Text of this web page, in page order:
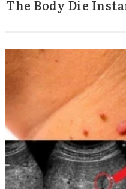
The Body Die